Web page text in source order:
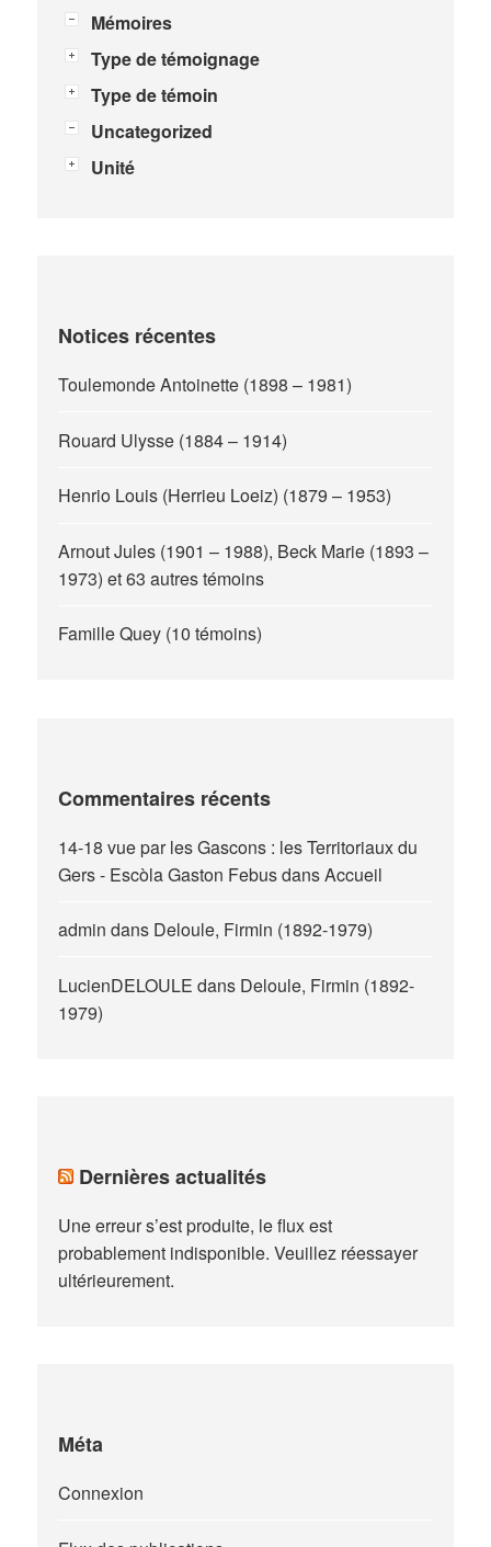
Mémoires
Type de témoignage
Type de témoin
Uncategorized
Unité
Notices récentes
Toulemonde Antoinette (1898 – 1981)
Rouard Ulysse (1884 – 1914)
Henrio Louis (Herrieu Loeiz) (1879 – 1953)
Arnout Jules (1901 – 1988), Beck Marie (1893 –
1973) et 63 autres témoins
Famille Quey (10 témoins)
Commentaires récents
14-18 vue par les Gascons : les Territoriaux du
Gers - Escòla Gaston FebusdansAccueil
admin dans Deloule, Firmin (1892-1979)
LucienDELOULE dans Deloule, Firmin (1892-
1979)
Dernières actualités
Une erreur s’est produite, le flux est
probablement indisponible. Veuillez réessayer
ultérieurement.
Méta
Connexion